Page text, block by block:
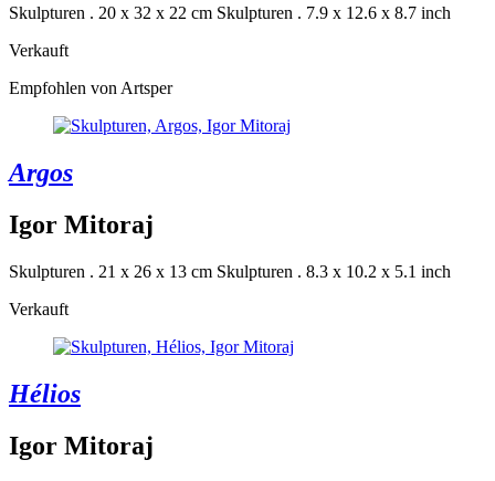
Skulpturen . 20 x 32 x 22 cm Skulpturen . 7.9 x 12.6 x 8.7 inch
Verkauft
Empfohlen von Artsper
Argos
Igor Mitoraj
Skulpturen . 21 x 26 x 13 cm Skulpturen . 8.3 x 10.2 x 5.1 inch
Verkauft
Hélios
Igor Mitoraj